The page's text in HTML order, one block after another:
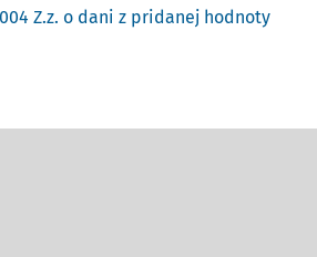
Z.z. o dani z pridanej hodnoty